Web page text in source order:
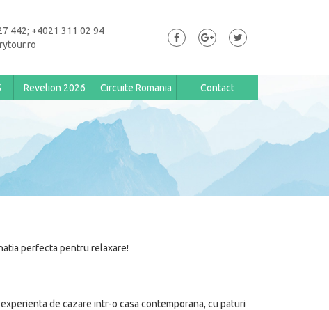
442; +4021 311 02 94
Revelion 2026 Circuite Romania Contact
perfecta pentru relaxare!
de cazare intr-o casa contemporana, cu paturi